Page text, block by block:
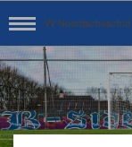
VV Noordscheschut